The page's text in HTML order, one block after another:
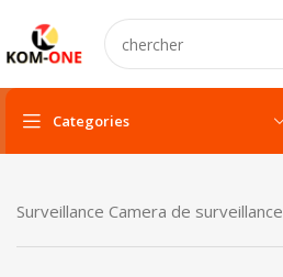
Categories
Surveillance Camera de surveillance